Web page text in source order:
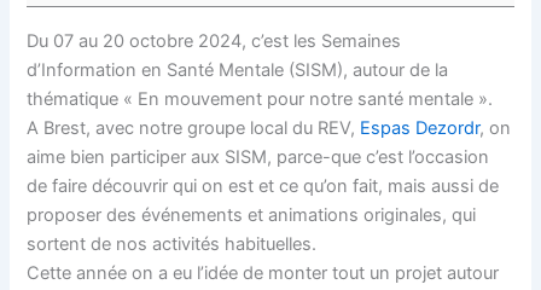
Du 07 au 20 octobre 2024, c’est les Semaines
d’Information en Santé Mentale (SISM), autour de la
thématique « En mouvement pour notre santé mentale ».
A Brest, avec notre groupe local du REV, Espas Dezordr, on
aime bien participer aux SISM, parce-que c’est l’occasion
de faire découvrir qui on est et ce qu’on fait, mais aussi de
proposer des événements et animations originales, qui
sortent de nos activités habituelles.
Cette année on a eu l’idée de monter tout un projet autour